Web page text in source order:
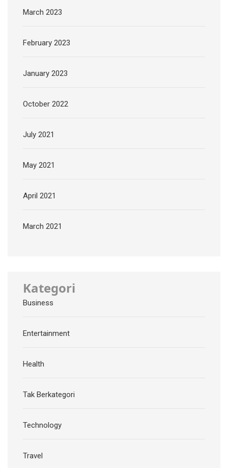
March 2023
February 2023
January 2023
October 2022
July 2021
May 2021
April 2021
March 2021
Kategori
Business
Entertainment
Health
Tak Berkategori
Technology
Travel